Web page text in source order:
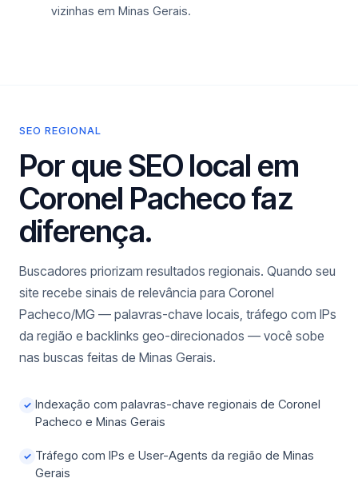
vizinhas em Minas Gerais.
SEO REGIONAL
Por que SEO local em
Coronel Pacheco faz
diferença.
Buscadores priorizam resultados regionais. Quando seu
site recebe sinais de relevância para Coronel
Pacheco/MG — palavras-chave locais, tráfego com IPs
da região e backlinks geo-direcionados — você sobe
nas buscas feitas de Minas Gerais.
✓ Indexação com palavras-chave regionais de Coronel
Pacheco e Minas Gerais
✓ Tráfego com IPs e User-Agents da região de Minas
Gerais